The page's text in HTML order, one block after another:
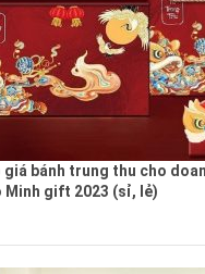
giá bánh trung thu cho
Minh gift 2023 (sỉ, lẻ)